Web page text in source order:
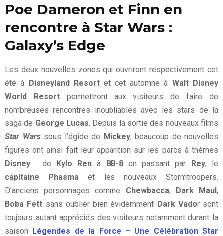
Poe Dameron et Finn en
rencontre à Star Wars :
Galaxy’s Edge
Les deux nouvelles zones qui ouvriront respectivement cet
été à Disneyland Resort et cet automne à Walt Disney
World Resortpermettront aux visiteurs de faire de
nombreuses rencontres inoubliables avec les stars de la
saga de George Lucas . Depuis la sortie des nouveaux films
Star Wars sous l’égide de Mickey, beaucoup de nouvelles
figures ont ainsi fait leur apparition sur les parcs à thèmes
Disney : de Kylo Ren à BB-8en passant par Rey, le
capitaine Phasma et les nouveaux Stormtroopers.
D’anciens personnages comme Chewbacca, Dark Maul,
Boba Fett sans oublier bien évidemment Dark Vador sont
toujours autant appréciés des visiteurs notamment durant la
saison Légendes de la Force – Une Célébration Star